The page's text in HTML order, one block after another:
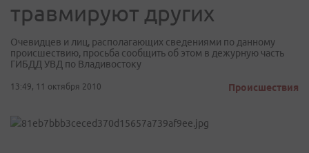
травмируют других
Очевидцев и лиц, располагающих сведениями по данному
происшествию, просьба сообщить об этом в дежурную часть
ГИБДД УВД по Владивостоку
13:49, 11 октября 2010 Происшествия